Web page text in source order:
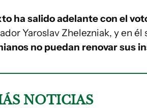
ha salido adelante con el
Yaroslav Zhelezniak, y en él
no puedan renovar sus
NOTICIAS